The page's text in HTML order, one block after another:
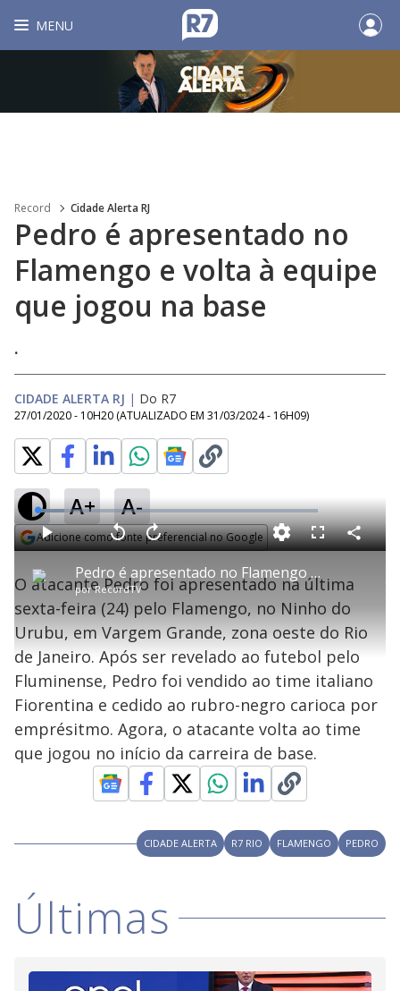
MENU
Record Cidade Alerta RJ
Pedro é apresentado no
Flamengo e volta à equipe
que jogou na base
.
CIDADE ALERTA RJ | Do R7
27/01/2020 - 10H20 (ATUALIZADO EM 31/03/2024 - 16H09)
A+ A-
Adicione como fonte preferencial no Google
P
l
a
y
V
i
d
e
Pedro é apresentado no Flamengo e volta à equipe que jogou na base
porRecordTV
P V
t
a
r
1
0
e
g
n
d
o
s
A
n
1
s
e
u
n
o
s
M
u
L
o
a
d
e
.
4
5
%
F
l
s
c
e
n
C
o
h
O atacante Pedro foi apresentado na última
sexta-feira (24) pelo Flamengo, no Ninho do
Urubu, em Vargem Grande, zona oeste do Rio
de Janeiro. Após ser revelado ao futebol pelo
Fluminense, Pedro foi vendido ao time italiano
Fiorentina e cedido ao rubro-negro carioca por
emprésitmo. Agora, o atacante volta ao time
que jogou no início da carreira de base.
CIDADE ALERTA R7 RIO FLAMENGO PEDRO
Últimas